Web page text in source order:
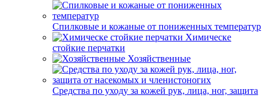
Спилковые и кожаные от пониженных температур
Химическе
стойкие перчатки
Хозяйственные
Средства по уходу за кожей рук, лица, ног, защита